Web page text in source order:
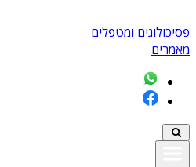
פסיכולוגים ומטפלים
מאמרים